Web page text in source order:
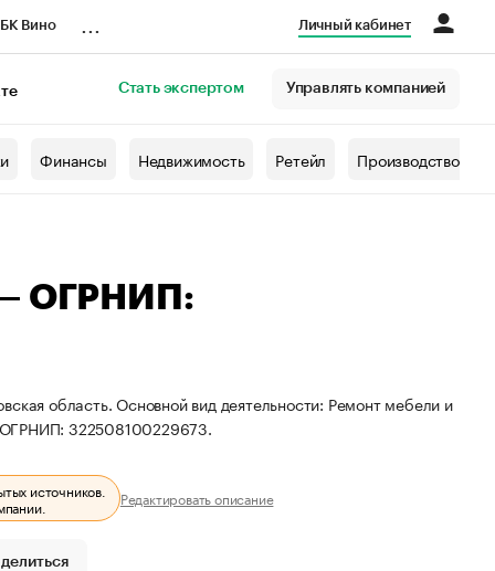
Вино Личный кабинет
Стать экспертом Управлять компанией
Финансы Недвижимость Ретейл Производство
— ОГРНИП:
область. Основной вид деятельности: Ремонт мебели и
322508100229673.
источников. Редактировать описание